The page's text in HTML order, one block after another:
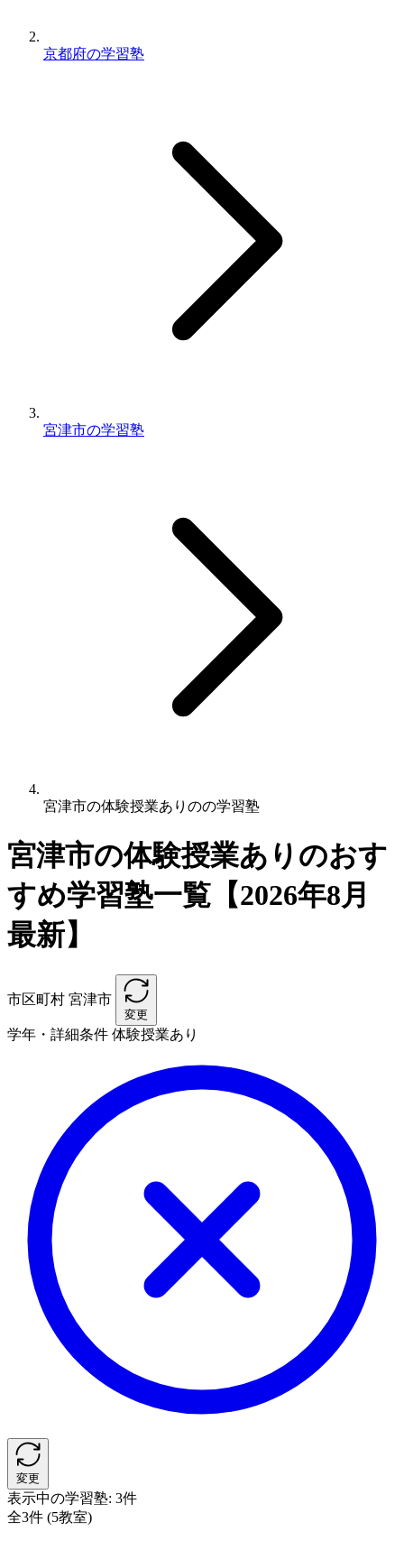
京都府の学習塾
宮津市の学習塾
宮津市の体験授業ありのの学習塾
宮津市の体験授業ありのおす
すめ学習塾一覧【2026年8月
最新】
市区町村 宮津市
変更
学年・詳細条件 体験授業あり
変更
表示中の学習塾: 3件
全3件 (5教室)